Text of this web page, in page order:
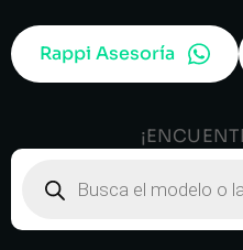
Rappi Asesoría